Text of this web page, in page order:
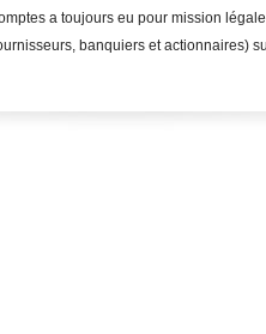
a toujours eu pour mission
banquiers et actionnaires)